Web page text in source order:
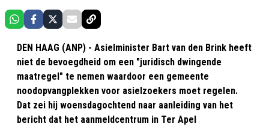
DEN HAAG (ANP) - Asielminister Bart van den Brink heeft
niet de bevoegdheid om een "juridisch dwingende
maatregel" te nemen waardoor een gemeente
noodopvangplekken voor asielzoekers moet regelen.
Dat zei hij woensdagochtend naar aanleiding van het
bericht dat het aanmeldcentrum in Ter Apel